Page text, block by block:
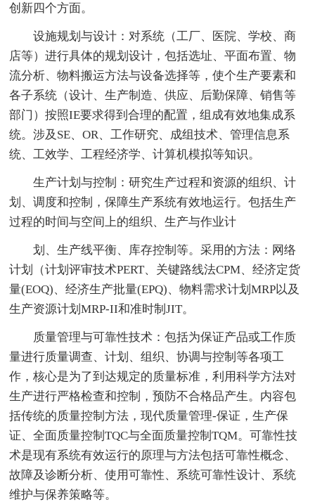
创新四个方面。
设施规划与设计：对系统（工厂、医院、学校、商
店等）进行具体的规划设计，包括选址、平面布置、物
流分析、物料搬运方法与设备选择等，使个生产要素和
各子系统（设计、生产制造、供应、后勤保障、销售等
部门）按照IE要求得到合理的配置，组成有效地集成系
统。涉及SE、OR、工作研究、成组技术、管理信息系
统、工效学、工程经济学、计算机模拟等知识。
生产计划与控制：研究生产过程和资源的组织、计
划、调度和控制，保障生产系统有效地运行。包括生产
过程的时间与空间上的组织、生产与作业计
划、生产线平衡、库存控制等。采用的方法：网络
计划（计划评审技术PERT、关键路线法CPM、经济定货
量(EOQ)、经济生产批量(EPQ)、物料需求计划MRP以及
生产资源计划MRP-II和准时制JIT。
质量管理与可靠性技术：包括为保证产品或工作质
量进行质量调查、计划、组织、协调与控制等各项工
作，核心是为了到达规定的质量标准，利用科学方法对
生产进行严格检查和控制，预防不合格品产生。内容包
括传统的质量控制方法，现代质量管理-保证，生产保
证、全面质量控制TQC与全面质量控制TQM。可靠性技
术是现有系统有效运行的原理与方法包括可靠性概念、
故障及诊断分析、使用可靠性、系统可靠性设计、系统
维护与保养策略等。